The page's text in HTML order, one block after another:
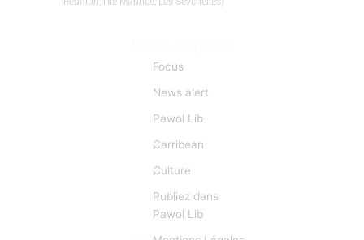
CaribCreoleNews est le site d’info spécialisé sur la
2008, l’objectif premier est d’établir un véritable lien
créolophones, anglophones, et hispanophones.
première d’importance capitale. CCN se fait l’écho de
sont autant d’occasions de faciliter des «lyannaj». (La